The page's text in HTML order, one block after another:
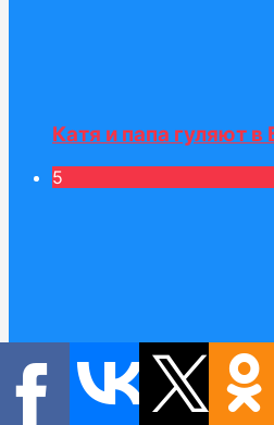
Катя и папа гуляют в
5